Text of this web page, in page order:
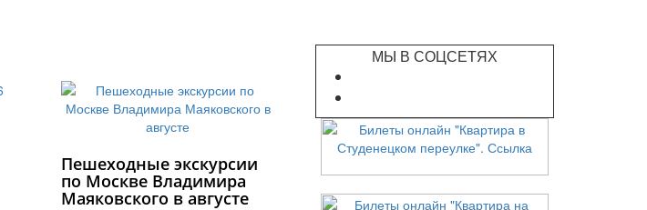
Пешеходные экскурсии
по Москве Владимира
Маяковского в августе
МЫ В СОЦСЕТЯХ